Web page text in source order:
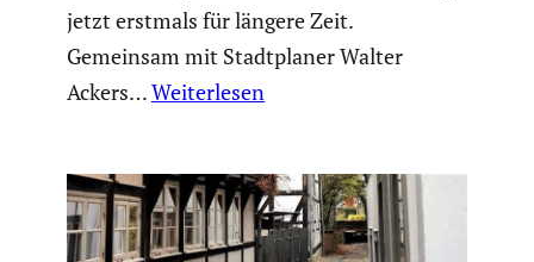
jetzt erstmals für längere Zeit.
Gemeinsam mit Stadt­planer Walter
Ackers…Weiterlesen